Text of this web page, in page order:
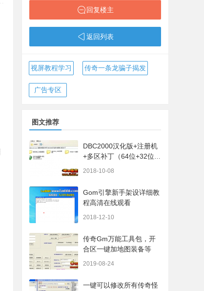
回复楼主
返回列表
视屏教程学习 传奇一条龙骗子揭发
广告专区
图文推荐
DBC2000汉化版+注册机
+多区补丁（64位+32位的
2018-10-08
Gom引擎新手架设详细教
程高清在线观看
2018-12-10
传奇Gm万能工具包，开
合区一键加地图装备等
2019-08-24
一键可以修改所有传奇怪